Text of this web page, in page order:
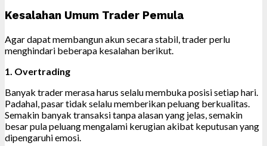
Kesalahan Umum Trader Pemula
Agar dapat membangun akun secara stabil, trader perlu
menghindari beberapa kesalahan berikut.
1. Overtrading
Banyak trader merasa harus selalu membuka posisi setiap hari.
Padahal, pasar tidak selalu memberikan peluang berkualitas.
Semakin banyak transaksi tanpa alasan yang jelas, semakin
besar pula peluang mengalami kerugian akibat keputusan yang
dipengaruhi emosi.